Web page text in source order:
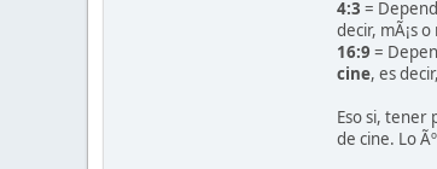
4:3 =
decir, mÃ¡s
16:9 =
cine, es
Eso si, tener
de cine. Lo